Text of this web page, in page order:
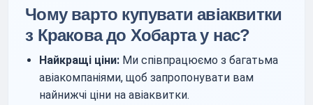
Чому варто купувати авіаквитки
з Кракова до Хобарта у нас?
Найкращі ціни: Ми співпрацюємо з багатьма
авіакомпаніями, щоб запропонувати вам
найнижчі ціни на авіаквитки.